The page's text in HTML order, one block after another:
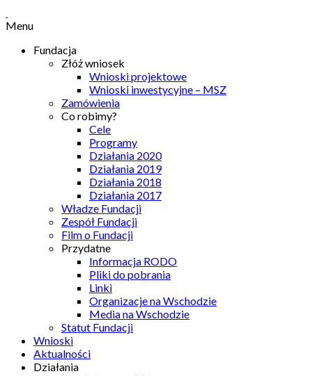
Menu
Fundacja
Złóż wniosek
Wnioski projektowe
Wnioski inwestycyjne – MSZ
Zamówienia
Co robimy?
Cele
Programy
Działania 2020
Działania 2019
Działania 2018
Działania 2017
Władze Fundacji
Zespół Fundacji
Film o Fundacji
Przydatne
Informacja RODO
Pliki do pobrania
Linki
Organizacje na Wschodzie
Media na Wschodzie
Statut Fundacji
Wnioski
Aktualności
Działania